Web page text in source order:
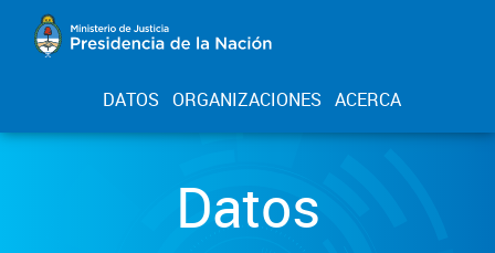
DATOS ORGANIZACIONES ACERCA
Datos